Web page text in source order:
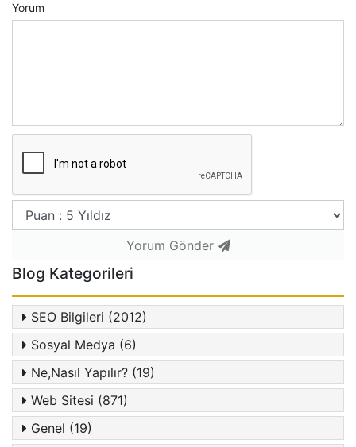
Yorum
Yorum Gönder
Blog Kategorileri
SEO Bilgileri (2012)
Sosyal Medya (6)
Ne,Nasıl Yapılır? (19)
Web Sitesi (871)
Genel (19)